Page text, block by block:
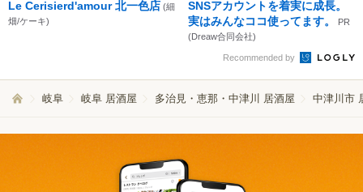
Le Cerisierd'amour 北一色店 (細
畑/ケーキ)
SNSアカウントを着実に成長。
実はみんなココ使ってます。
PR
(Dreaw合同会社)
Recommended by
岐阜 岐阜 居酒屋 多治見・恵那・中津川 居酒屋 中津川市